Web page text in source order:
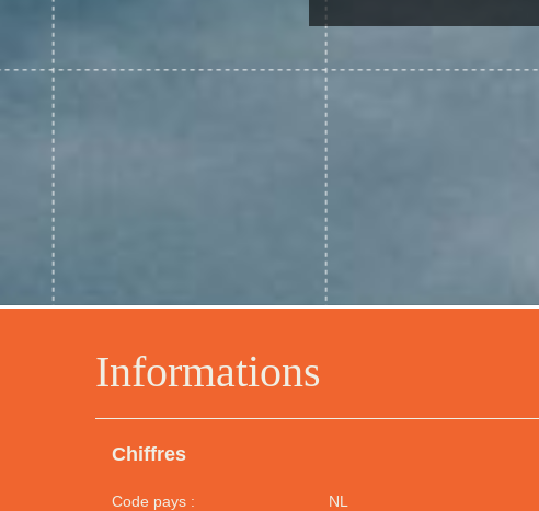
Informations
Chiffres
Code pays : NL